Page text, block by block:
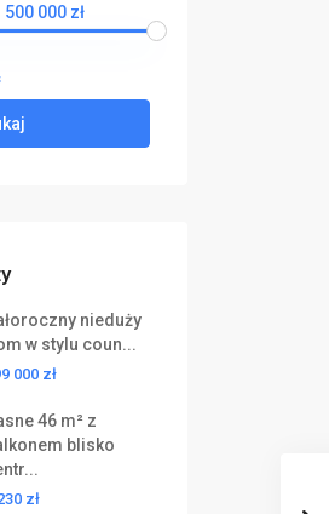
500 000 zł
nieduży
w stylu coun...
000 zł
46 m² z
blisko
zł